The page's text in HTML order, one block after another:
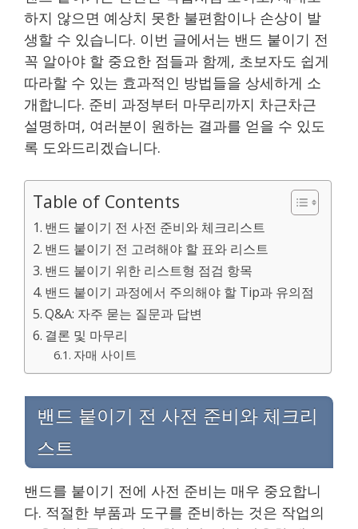
하지 않으면 예상치 못한 불편함이나 손상이 발
생할 수 있습니다. 이번 글에서는 밴드 붙이기 전
꼭 알아야 할 중요한 점들과 함께, 초보자도 쉽게
따라할 수 있는 효과적인 방법들을 상세하게 소
개합니다. 준비 과정부터 마무리까지 차근차근
설명하며, 여러분이 원하는 결과를 얻을 수 있도
록 도와드리겠습니다.
Table of Contents
밴드 붙이기 전 사전 준비와 체크리스트
밴드 붙이기 전 고려해야 할 표와 리스트
밴드 붙이기 위한 리스트형 점검 항목
밴드 붙이기 과정에서 주의해야 할 Tip과 유의점
Q&A: 자주 묻는 질문과 답변
결론 및 마무리
자매 사이트
밴드 붙이기 전 사전 준비와 체크리
스트
밴드를 붙이기 전에 사전 준비는 매우 중요합니
다. 적절한 부품과 도구를 준비하는 것은 작업의